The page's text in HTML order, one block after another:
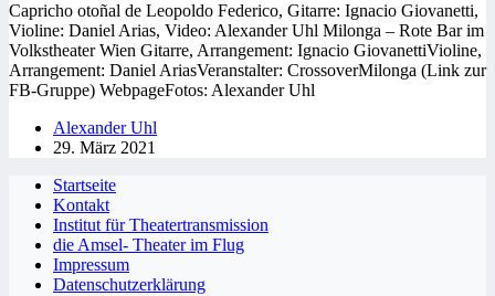
Capricho otoñal de Leopoldo Federico, Gitarre: Ignacio Giovanetti,
Violine: Daniel Arias, Video: Alexander Uhl Milonga – Rote Bar im
Volkstheater Wien Gitarre, Arrangement: Ignacio GiovanettiVioline,
Arrangement: Daniel AriasVeranstalter: CrossoverMilonga (Link zur
FB-Gruppe) WebpageFotos: Alexander Uhl
Alexander Uhl
29. März 2021
Startseite
Kontakt
Institut für Theatertransmission
die Amsel- Theater im Flug
Impressum
Datenschutzerklärung